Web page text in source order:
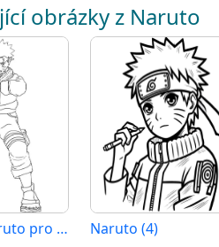
obrázky z Naruto
Zdarma Naruto pro Malé Děti Naruto (4)